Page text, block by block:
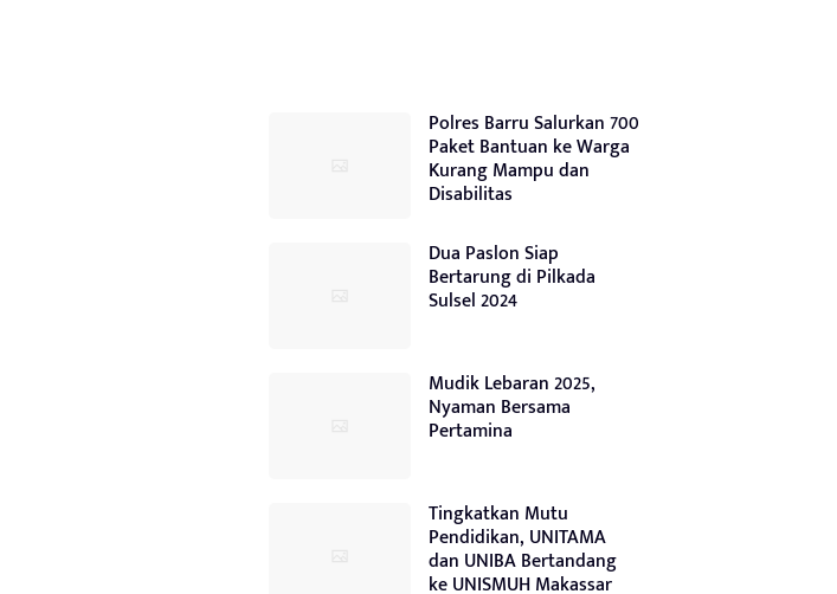
Polres Barru Salurkan 700
Paket Bantuan ke Warga
Kurang Mampu dan
Disabilitas
Dua Paslon Siap
Bertarung di Pilkada
Sulsel 2024
Mudik Lebaran 2025,
Nyaman Bersama
Pertamina
Tingkatkan Mutu
Pendidikan, UNITAMA
dan UNIBA Bertandang
ke UNISMUH Makassar